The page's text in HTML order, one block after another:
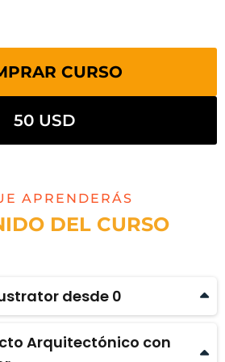
CURSO
50 USD
APRENDERÁS
DEL CURSO
desde 0
Illustrator. la imagen
Arquitectónico con